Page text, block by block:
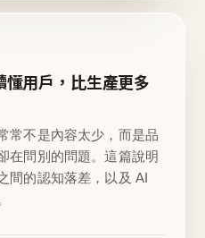
用戶，比生產更多
常不是內容太少，而是品
在問別的問題。這篇說明
間的認知落差，以及 AI